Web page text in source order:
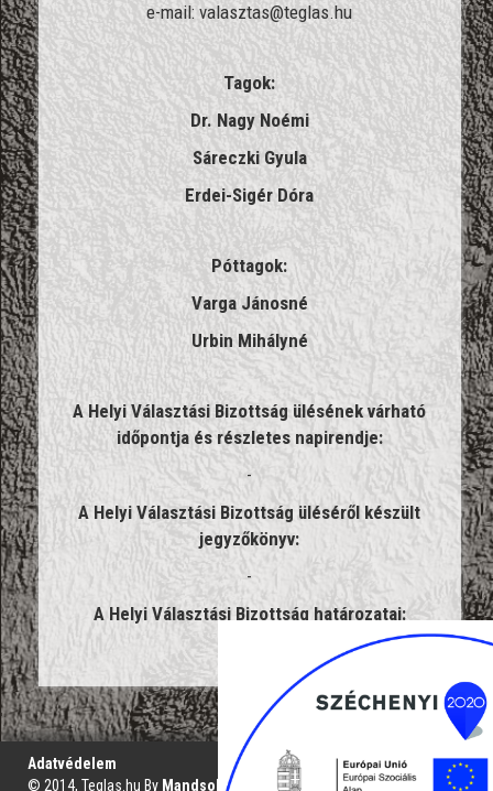
e-mail: valasztas@teglas.hu
Tagok:
Dr. Nagy Noémi
Sáreczki Gyula
Erdei-Sigér Dóra
Póttagok:
Varga Jánosné
Urbin Mihályné
A Helyi Választási Bizottság ülésének várható
időpontja és részletes napirendje:
-
A Helyi Választási Bizottság üléséről készült
jegyzőkönyv:
-
A Helyi Választási Bizottság határozatai:
';
Adatvédelem
© 2014, Teglas.hu By Mandsol.com